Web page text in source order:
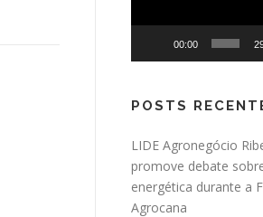
00:00
POSTS
LIDE Agronegócio
promove debate
energética durante a
Agrocana